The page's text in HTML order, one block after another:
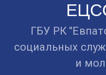
ГБУ РК
социальных
и